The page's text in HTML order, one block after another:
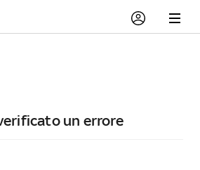
un errore